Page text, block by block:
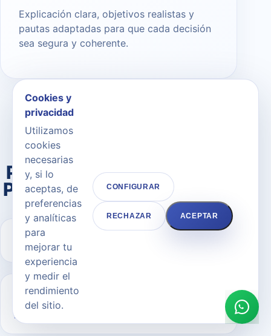
Explicación clara, objetivos realistas y
pautas adaptadas para que cada decisión
sea segura y coherente.
Preguntas frecuentes sobre
Prótesis de Bíceps en Madrid
¿Qué son las prótesis de bíceps?
¿Cuánto dura la intervención de
prótesis de bíceps?
Cookies y
privacidad
Utilizamos
cookies
necesarias
y, si lo
aceptas, de
preferencias
y analíticas
para
mejorar tu
experiencia
y medir el
rendimiento
del sitio.
CONFIGURAR
RECHAZAR ACEPTAR